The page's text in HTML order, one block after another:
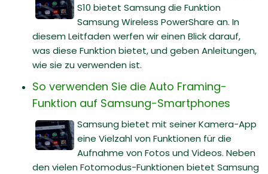
S10 bietet Samsung die Funktion
Samsung Wireless PowerShare an. In
diesem Leitfaden werfen wir einen Blick darauf,
was diese Funktion bietet, und geben Anleitungen,
wie sie zu verwenden ist.
So verwenden Sie die Auto Framing-
Funktion auf Samsung-Smartphones
Samsung bietet mit seiner Kamera-App
eine Vielzahl von Funktionen für die
Aufnahme von Fotos und Videos. Neben
den vielen Fotomodus-Funktionen bietet Samsung